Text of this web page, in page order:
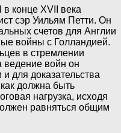
конце XVII века
сэр Уильям Петти. Он
счетов для Англии
войны с Голландией.
в стремлении
ведение войн он
для доказательства
должна быть
нагрузка, исходя
равняться общим